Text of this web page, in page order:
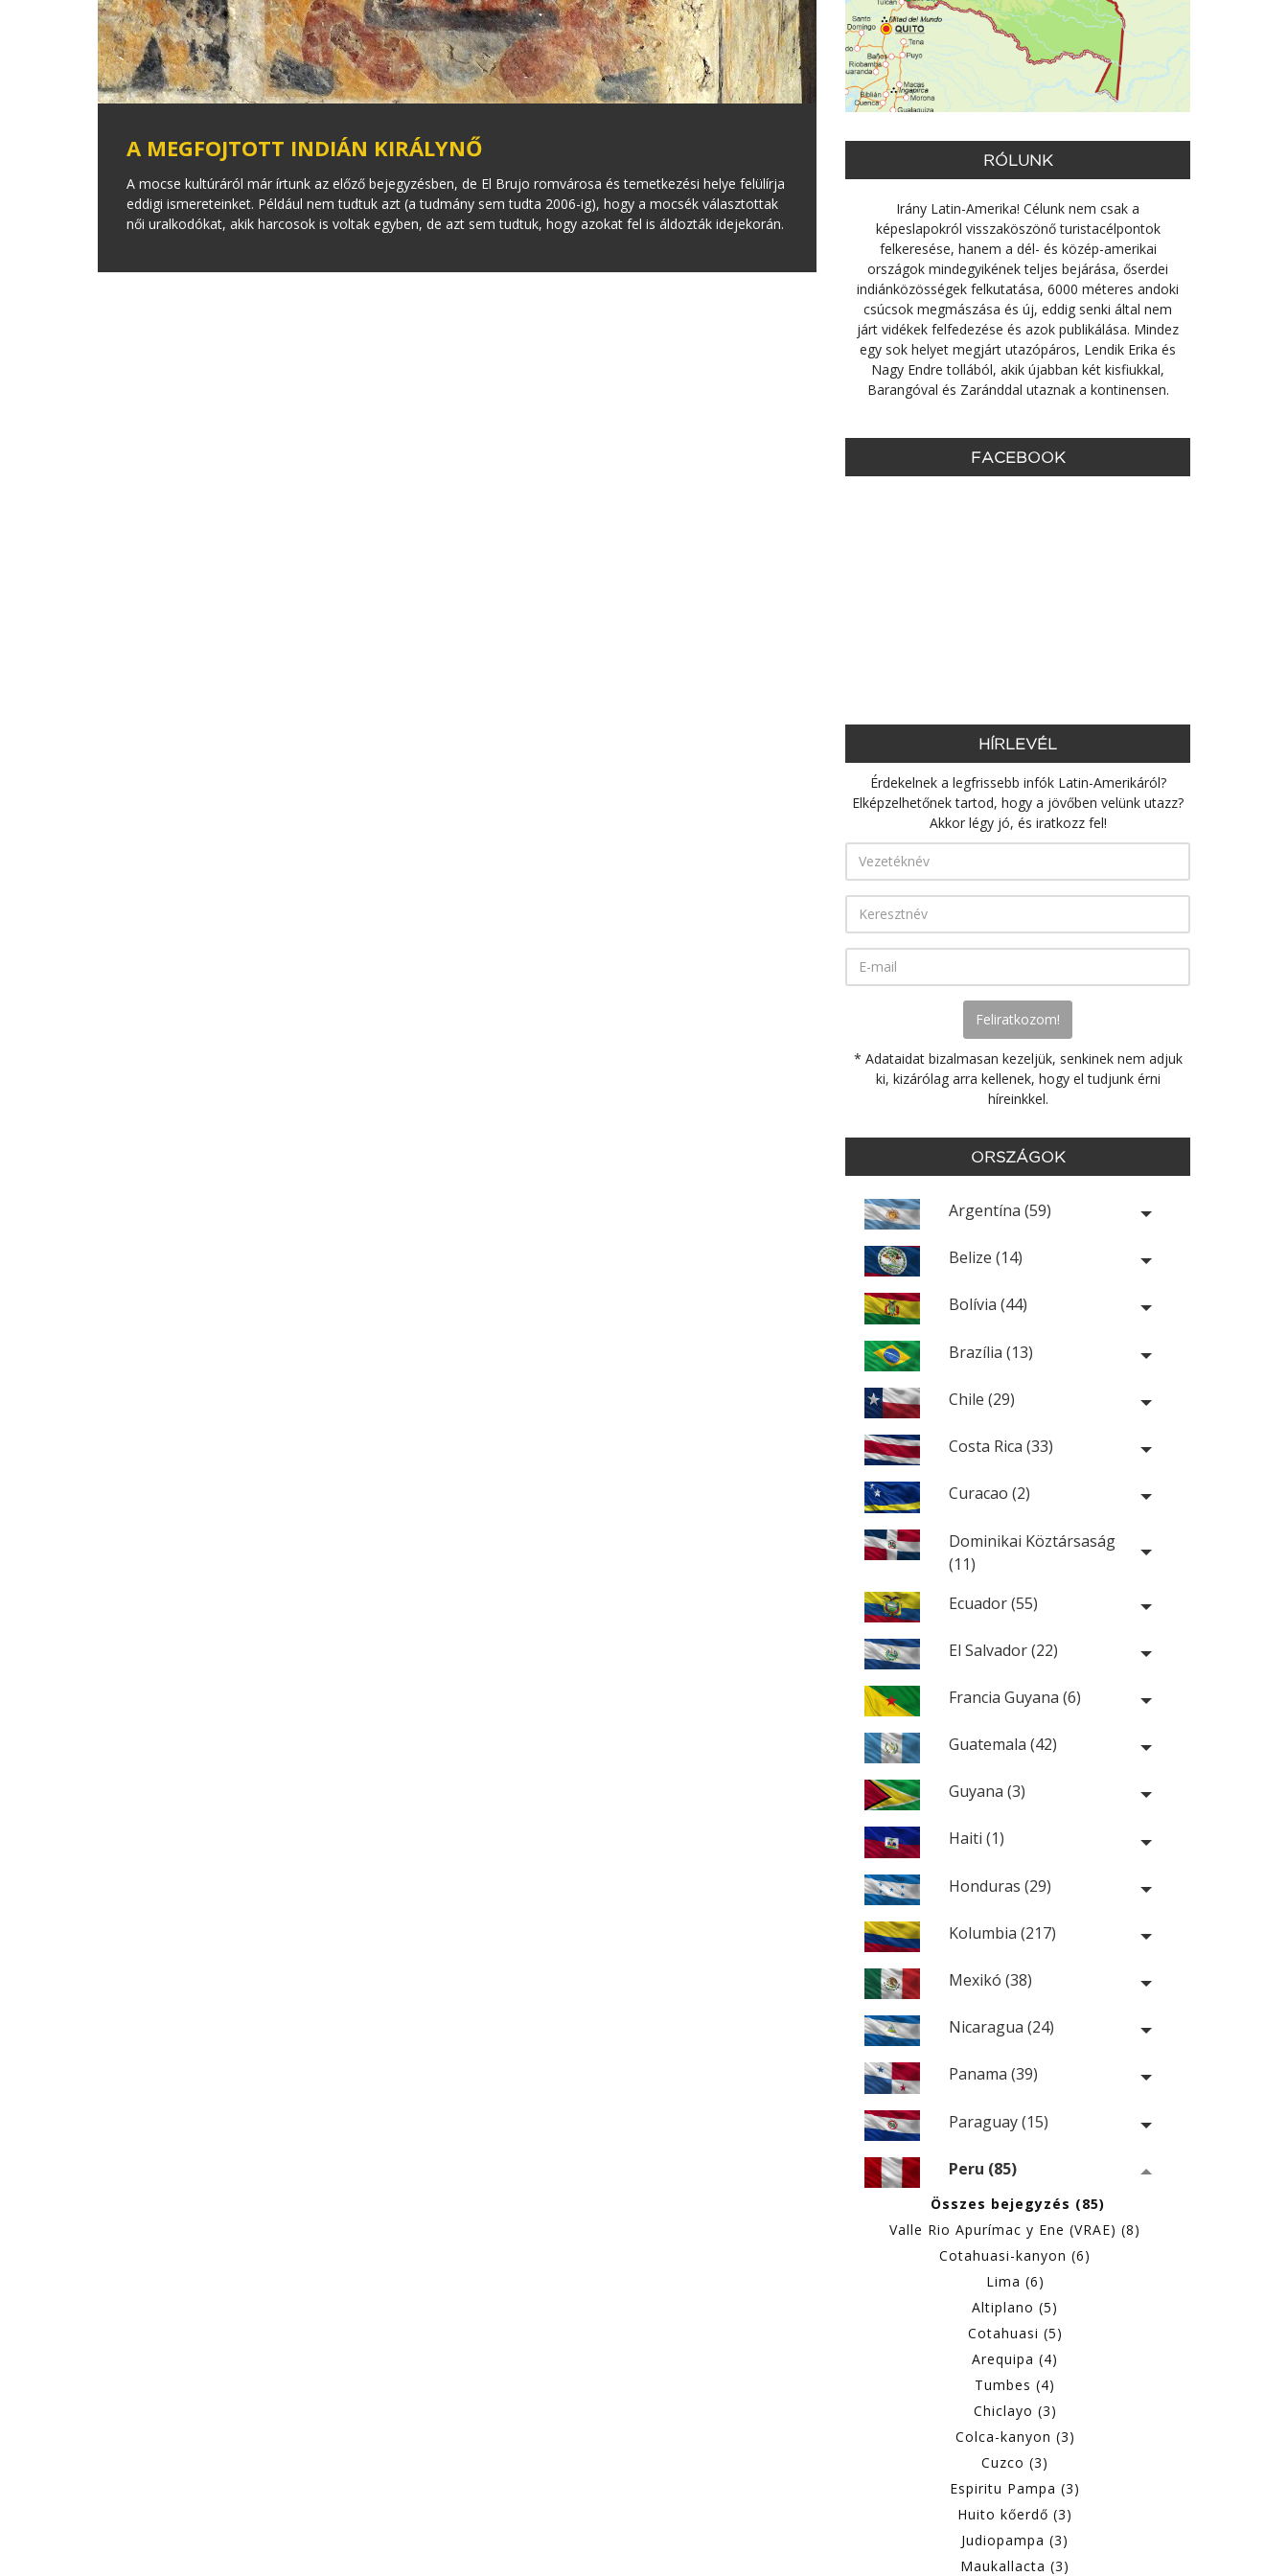
A MEGFOJTOTT INDIÁN KIRÁLYNŐ
A mocse kultúráról már írtunk az előző bejegyzésben, de El Brujo romvárosa és temetkezési helye felülírja
eddigi ismereteinket. Például nem tudtuk azt (a tudmány sem tudta 2006-ig), hogy a mocsék választottak
női uralkodókat, akik harcosok is voltak egyben, de azt sem tudtuk, hogy azokat fel is áldozták idejekorán.
RÓLUNK
Irány Latin-Amerika! Célunk nem csak a
képeslapokról visszaköszönő turistacélpontok
felkeresése, hanem a dél- és közép-amerikai
országok mindegyikének teljes bejárása, őserdei
indiánközösségek felkutatása, 6000 méteres andoki
csúcsok megmászása és új, eddig senki által nem
járt vidékek felfedezése és azok publikálása. Mindez
egy sok helyet megjárt utazópáros, Lendik Erika és
Nagy Endre tollából, akik újabban két kisfiukkal,
Barangóval és Zaránddal utaznak a kontinensen.
FACEBOOK
HÍRLEVÉL
Érdekelnek a legfrissebb infók Latin-Amerikáról?
Elképzelhetőnek tartod, hogy a jövőben velünk utazz?
Akkor légy jó, és iratkozz fel!
* Adataidat bizalmasan kezeljük, senkinek nem adjuk
ki, kizárólag arra kellenek, hogy el tudjunk érni
híreinkkel.
ORSZÁGOK
Argentína (59)
Belize (14)
Bolívia (44)
Brazília (13)
Chile (29)
Costa Rica (33)
Curacao (2)
Dominikai Köztársaság
(11)
Ecuador (55)
El Salvador (22)
Francia Guyana (6)
Guatemala (42)
Guyana (3)
Haiti (1)
Honduras (29)
Kolumbia (217)
Mexikó (38)
Nicaragua (24)
Panama (39)
Paraguay (15)
Peru (85)
Összes bejegyzés (85)
Valle Rio Apurímac y Ene (VRAE) (8)
Cotahuasi-kanyon (6)
Lima (6)
Altiplano (5)
Cotahuasi (5)
Arequipa (4)
Tumbes (4)
Chiclayo (3)
Colca-kanyon (3)
Cuzco (3)
Espiritu Pampa (3)
Huito kőerdő (3)
Judiopampa (3)
Maukallacta (3)